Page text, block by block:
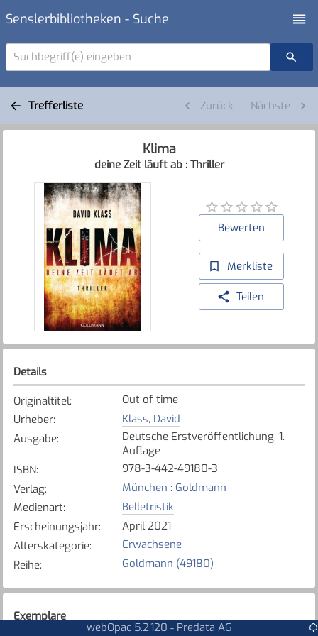
Senslerbibliotheken - Suche
Suchbegriff(e) eingeben
Trefferliste Zurück Nächste
Klima
deine Zeit läuft ab : Thriller
Bewerten
Merkliste
Teilen
Details
Originaltitel:
Out of time
Urheber:
Klass, David
Ausgabe:
Deutsche Erstveröffentlichung, 1.
Auflage
ISBN:
978-3-442-49180-3
Verlag:
München : Goldmann
Medienart:
Belletristik
Erscheinungsjahr:
April 2021
Alterskategorie:
Erwachsene
Reihe: Goldmann (49180)
Exemplare
webOpac 5.2.120 - Predata AG